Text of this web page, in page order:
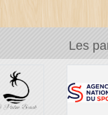
Les